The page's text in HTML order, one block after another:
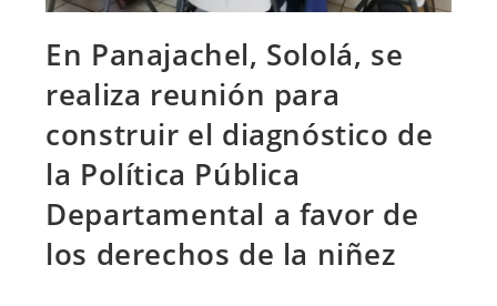
En Panajachel, Sololá, se
realiza reunión para
construir el diagnóstico de
la Política Pública
Departamental a favor de
los derechos de la niñez